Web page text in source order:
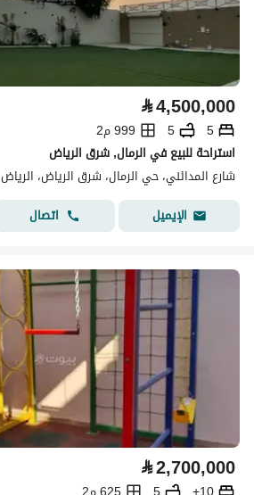
⃁4,500,000
5
5
999 م2
استراحة للبيع في الرمال, شرق الرياض
شارع المدائني، حي الرمال، شرق الرياض، الرياض
الإيميل
اتصال
⃁2,700,000